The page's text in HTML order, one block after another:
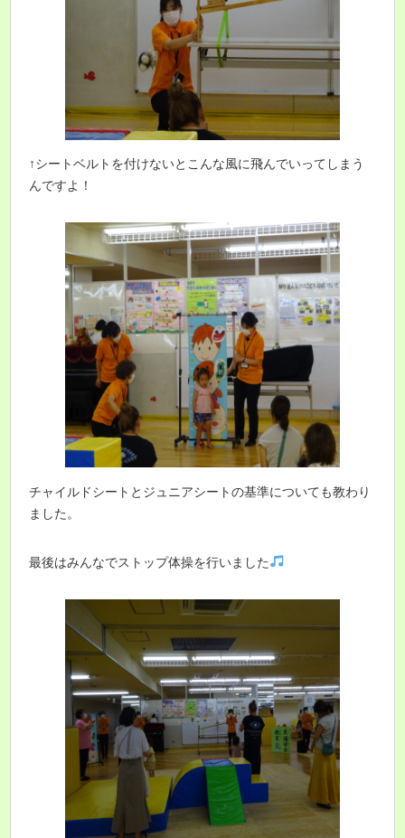
↑シートベルトを付けないとこんな風に飛んでいってしまう
んですよ！
チャイルドシートとジュニアシートの基準についても教わり
ました。
最後はみんなでストップ体操を行いました